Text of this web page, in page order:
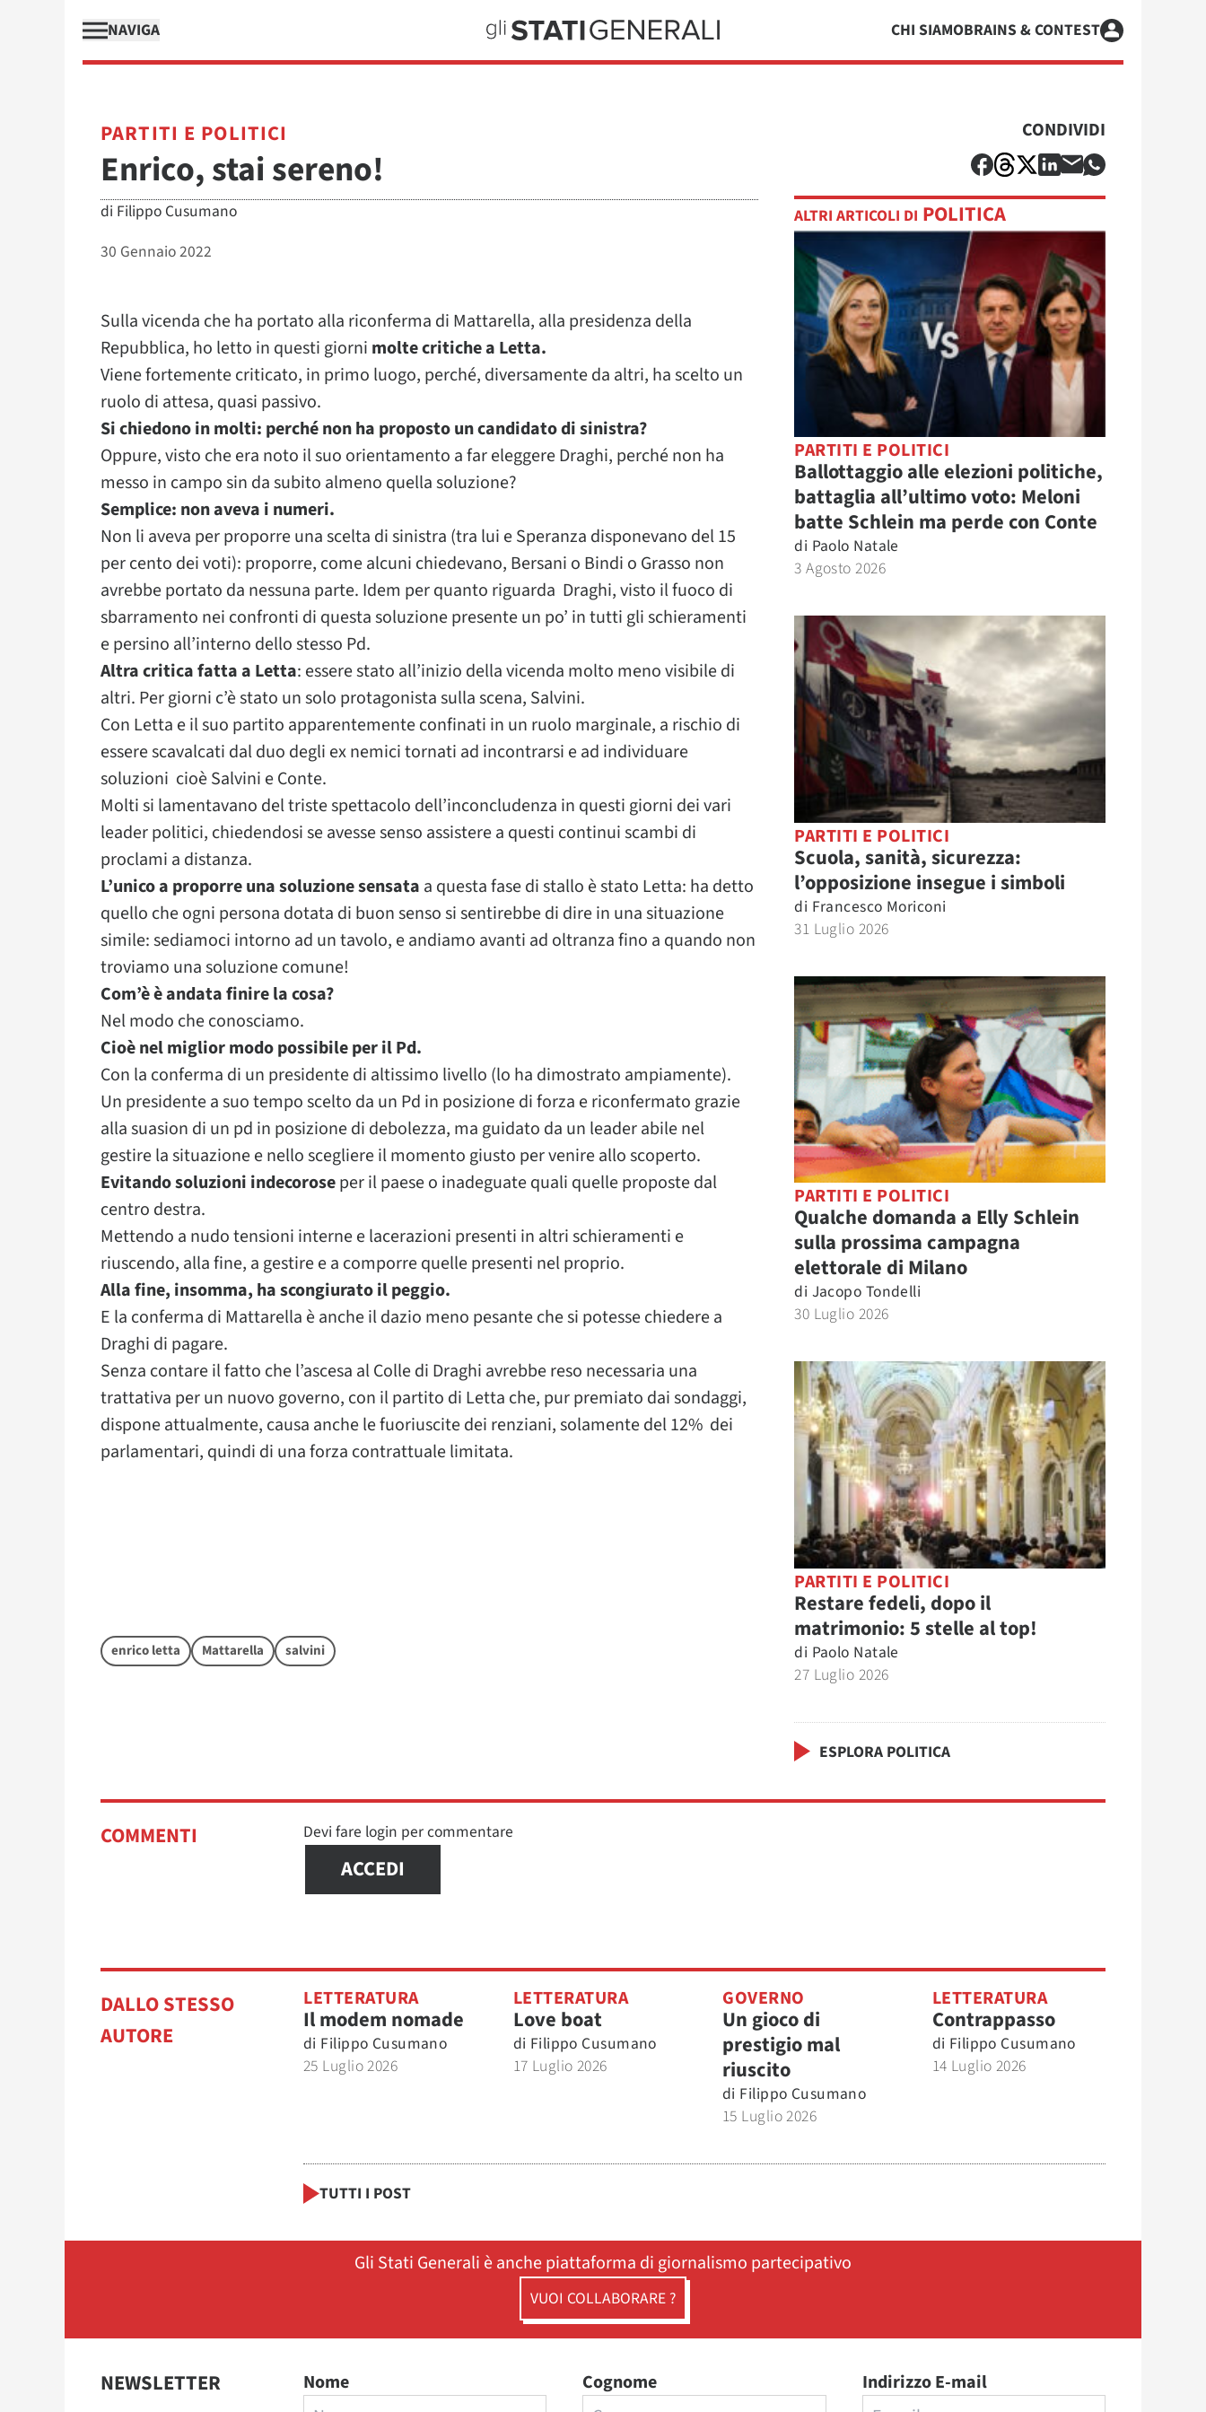
NAVIGA CHI SIAMOBRAINS & CONTEST
PARTITI E POLITICI
Enrico, stai sereno!
di Filippo Cusumano
30 Gennaio 2022
Sulla vicenda che ha portato alla riconferma di Mattarella, alla presidenza della
Repubblica, ho letto in questi giorni molte critiche a Letta.
Viene fortemente criticato, in primo luogo, perché, diversamente da altri, ha scelto un
ruolo di attesa, quasi passivo.
Si chiedono in molti: perché non ha proposto un candidato di sinistra?
Oppure, visto che era noto il suo orientamento a far eleggere Draghi, perché non ha
messo in campo sin da subito almeno quella soluzione?
Semplice: non aveva i numeri.
Non li aveva per proporre una scelta di sinistra (tra lui e Speranza disponevano del 15
per cento dei voti): proporre, come alcuni chiedevano, Bersani o Bindi o Grasso non
avrebbe portato da nessuna parte. Idem per quanto riguarda Draghi, visto il fuoco di
sbarramento nei confronti di questa soluzione presente un po’ in tutti gli schieramenti
e persino all’interno dello stesso Pd.
Altra critica fatta a Letta: essere stato all’inizio della vicenda molto meno visibile di
altri. Per giorni c’è stato un solo protagonista sulla scena, Salvini.
Con Letta e il suo partito apparentemente confinati in un ruolo marginale, a rischio di
essere scavalcati dal duo degli ex nemici tornati ad incontrarsi e ad individuare
soluzioni cioè Salvini e Conte.
Molti si lamentavano del triste spettacolo dell’inconcludenza in questi giorni dei vari
leader politici, chiedendosi se avesse senso assistere a questi continui scambi di
proclami a distanza.
L’unico a proporre una soluzione sensata a questa fase di stallo è stato Letta: ha detto
quello che ogni persona dotata di buon senso si sentirebbe di dire in una situazione
simile: sediamoci intorno ad un tavolo, e andiamo avanti ad oltranza fino a quando non
troviamo una soluzione comune!
Com’è è andata finire la cosa?
Nel modo che conosciamo.
Cioè nel miglior modo possibile per il Pd.
Con la conferma di un presidente di altissimo livello (lo ha dimostrato ampiamente).
Un presidente a suo tempo scelto da un Pd in posizione di forza e riconfermato grazie
alla suasion di un pd in posizione di debolezza, ma guidato da un leader abile nel
gestire la situazione e nello scegliere il momento giusto per venire allo scoperto.
Evitando soluzioni indecoroseper il paese o inadeguate quali quelle proposte dal
centro destra.
Mettendo a nudo tensioni interne e lacerazioni presenti in altri schieramenti e
riuscendo, alla fine, a gestire e a comporre quelle presenti nel proprio.
Alla fine, insomma, ha scongiurato il peggio.
E la conferma di Mattarella è anche il dazio meno pesante che si potesse chiedere a
Draghi di pagare.
Senza contare il fatto che l’ascesa al Colle di Draghi avrebbe reso necessaria una
trattativa per un nuovo governo, con il partito di Letta che, pur premiato dai sondaggi,
dispone attualmente, causa anche le fuoriuscite dei renziani, solamente del 12% dei
parlamentari, quindi di una forza contrattuale limitata.
enrico letta Mattarella salvini
CONDIVIDI
ALTRI ARTICOLI DI POLITICA
PARTITI E POLITICI
Ballottaggio alle elezioni politiche,
battaglia all’ultimo voto: Meloni
batte Schlein ma perde con Conte
di Paolo Natale
3 Agosto 2026
PARTITI E POLITICI
Scuola, sanità, sicurezza:
l’opposizione insegue i simboli
di Francesco Moriconi
31 Luglio 2026
PARTITI E POLITICI
Qualche domanda a Elly Schlein
sulla prossima campagna
elettorale di Milano
di Jacopo Tondelli
30 Luglio 2026
PARTITI E POLITICI
Restare fedeli, dopo il
matrimonio: 5 stelle al top!
di Paolo Natale
27 Luglio 2026
ESPLORA POLITICA
COMMENTI Devi fare login per commentare
ACCEDI
DALLO STESSO
AUTORE
LETTERATURA
Il modem nomade
di Filippo Cusumano
25 Luglio 2026
LETTERATURA
Love boat
di Filippo Cusumano
17 Luglio 2026
GOVERNO
Un gioco di
prestigio mal
riuscito
di Filippo Cusumano
15 Luglio 2026
LETTERATURA
Contrappasso
di Filippo Cusumano
14 Luglio 2026
TUTTI I POST
Gli Stati Generali è anche piattaforma di giornalismo partecipativo
VUOI COLLABORARE ?
NEWSLETTER Nome Cognome Indirizzo E-mail